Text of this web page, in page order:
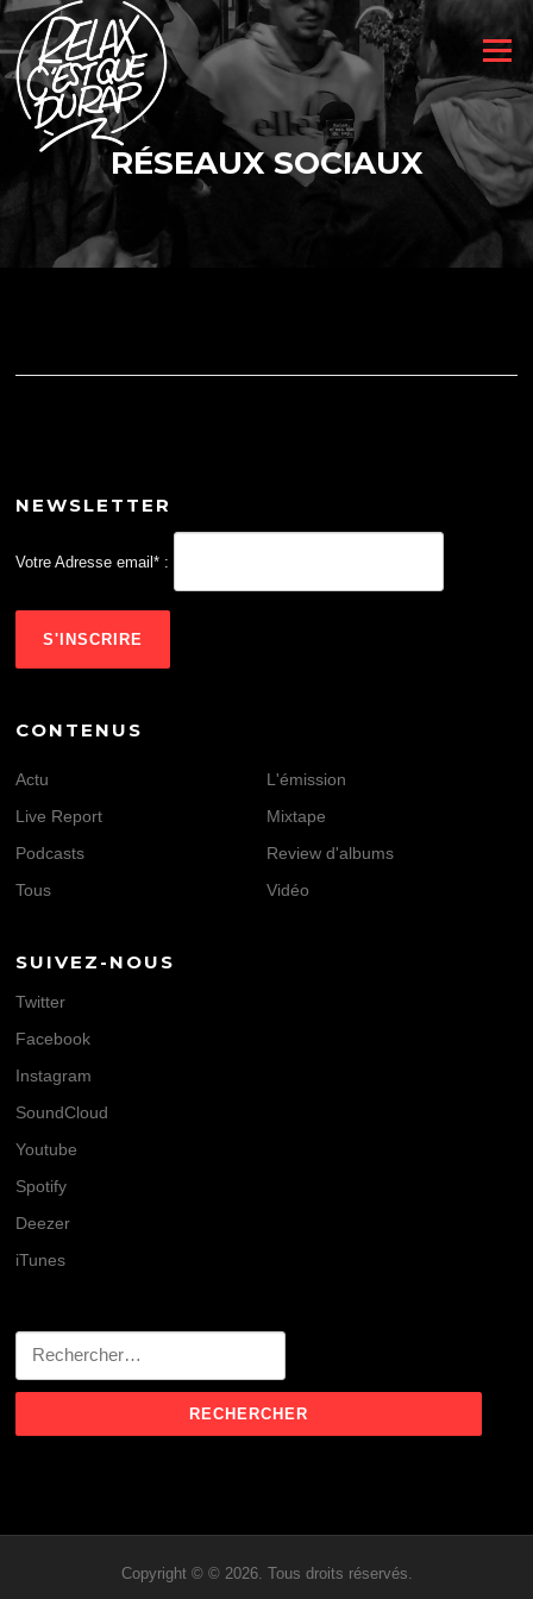
Aller
au
contenu
Menu
RÉSEAUX SOCIAUX
NEWSLETTER
Votre Adresse email* :
CONTENUS
Actu
L'émission
Live Report
Mixtape
Podcasts
Review d'albums
Tous
Vidéo
SUIVEZ-NOUS
Twitter
Facebook
Instagram
SoundCloud
Youtube
Spotify
Deezer
iTunes
Copyright © © 2026. Tous droits réservés.